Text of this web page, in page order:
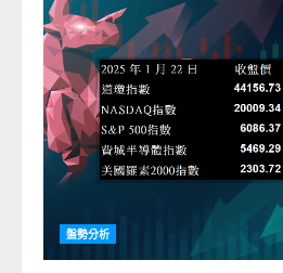
盤勢分析